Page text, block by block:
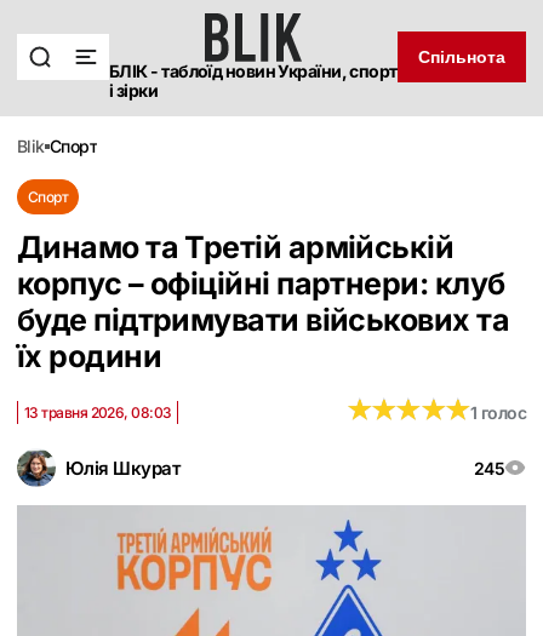
БЛІК - таблоїд новин України, спорт
і зірки
Спільнота
blik спорт
Спорт
Динамо та Третій армійській
корпус – офіційні партнери: клуб
буде підтримувати військових та
їх родини
Юлія Шкурат 245
13 травня 2026, 08:03 ★★★★★
★★★★★1 голос